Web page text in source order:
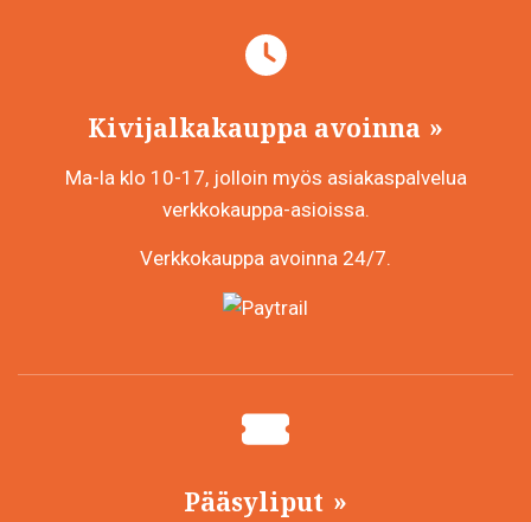
Kivijalkakauppa avoinna
Ma-la klo 10-17, jolloin myös asiakaspalvelua
verkkokauppa-asioissa.
Verkkokauppa avoinna 24/7.
Pääsyliput